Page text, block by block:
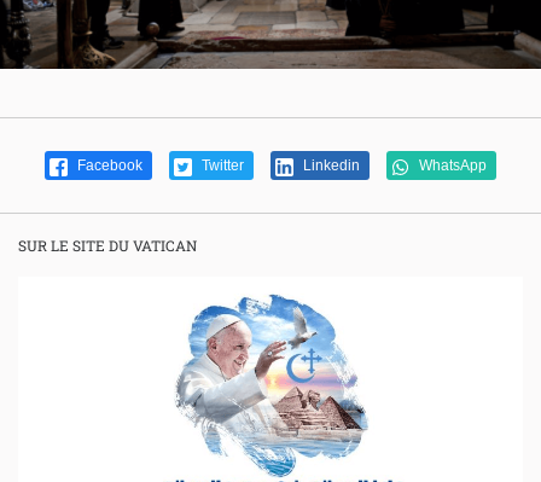
Facebook Twitter Linkedin WhatsApp
SUR LE SITE DU VATICAN